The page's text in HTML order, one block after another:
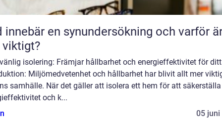
innebär en synundersökning och varför
isolering: Främjar hållbarhet och energieffektivitet för
Miljömedvetenhet och hållbarhet har blivit allt mer
samhälle. När det gäller att isolera ett hem för att säkerställa
och k...
05 juni